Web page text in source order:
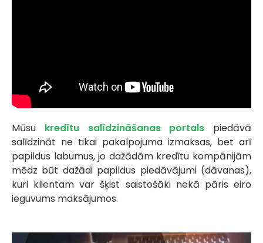
Mūsu kredītu salīdzināšanas portals piedāvā
salīdzināt ne tikai pakalpojuma izmaksas, bet arī
papildus labumus, jo dažādām kredītu kompānijām
mēdz būt dažādi papildus piedāvājumi (dāvanas),
kuri klientam var šķist saistošāki nekā pāris eiro
ieguvums maksājumos.